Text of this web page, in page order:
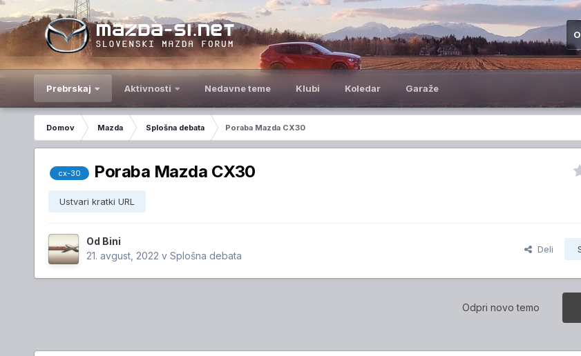
Prebrskaj Aktivnosti Nedavne teme Klubi Koledar Garaže
Domov Mazda Splošna debata
Poraba Mazda CX30
cx-30 Poraba Mazda CX30
Ustvari kratki URL
Od Bini
21. avgust, 2022 v Splošna debata
Deli
Odpri novo temo